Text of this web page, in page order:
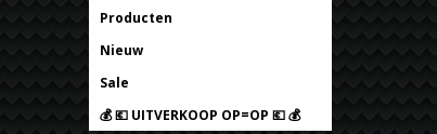
Producten
Nieuw
Sale
💰 💶 UITVERKOOP OP=OP 💶 💰